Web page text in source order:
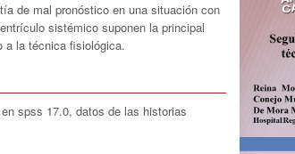
de mal pronóstico en una situación con
sistémico suponen la principal
a la técnica fisiológica.
spss 17.0, datos de las historias